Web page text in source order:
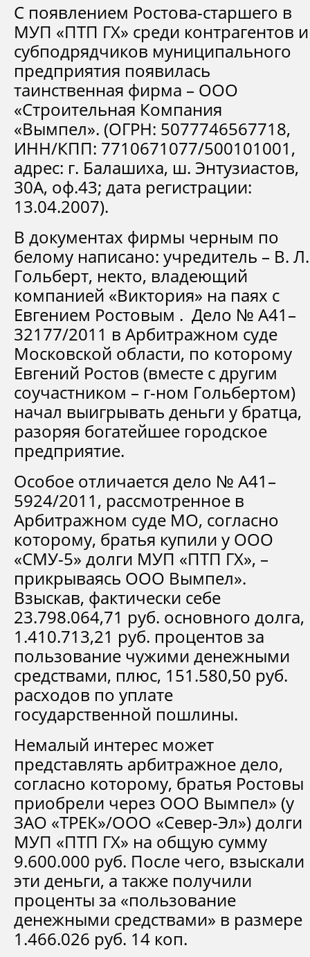
С появлением Ростова-старшего в
МУП «ПТП ГХ» среди контрагентов и
субподрядчиков муниципального
предприятия появилась
таинственная фирма – ООО
«Строительная Компания
«Вымпел». (ОГРН: 5077746567718,
ИНН/КПП: 7710671077/500101001,
адрес: г. Балашиха, ш. Энтузиастов,
30А, оф.43; дата регистрации:
13.04.2007).
В документах фирмы черным по
белому написано: учредитель – В. Л.
Гольберт, некто, владеющий
компанией «Виктория» на паях с
Евгением Ростовым . Дело № А41–
32177/2011 в Арбитражном суде
Московской области, по которому
Евгений Ростов (вместе с другим
соучастником – г-ном Гольбертом)
начал выигрывать деньги у братца,
разоряя богатейшее городское
предприятие.
Особое отличается дело № А41–
5924/2011, рассмотренное в
Арбитражном суде МО, согласно
которому, братья купили у ООО
«СМУ-5» долги МУП «ПТП ГХ», –
прикрываясь ООО Вымпел».
Взыскав, фактически себе
23.798.064,71 руб. основного долга,
1.410.713,21 руб. процентов за
пользование чужими денежными
средствами, плюс, 151.580,50 руб.
расходов по уплате
государственной пошлины.
Немалый интерес может
представлять арбитражное дело,
согласно которому, братья Ростовы
приобрели через ООО Вымпел» (у
ЗАО «ТРЕК»/ООО «Север-Эл») долги
МУП «ПТП ГХ» на общую сумму
9.600.000 руб. После чего, взыскали
эти деньги, а также получили
проценты за «пользование
денежными средствами» в размере
1.466.026 руб. 14 коп.